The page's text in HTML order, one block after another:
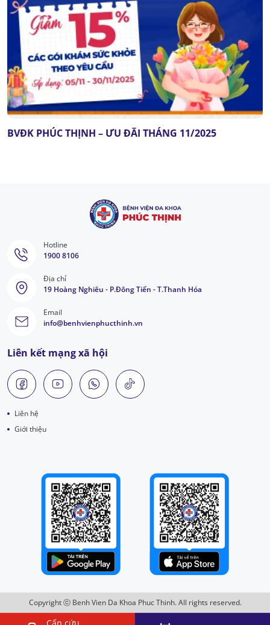
BVĐK PHÚC THỊNH – ƯU ĐÃI THÁNG 11/2025
Hotline
1900 8106
Địa chỉ
19 Hoàng Nghiêu - P.Đông Tiến - T.Thanh Hóa
Email
info@benhvienphucthinh.vn
Liên kết mạng xã hội
Liên hệ
Giới thiệu
Copyright ⓒ Benh Vien Da Khoa Phuc Thinh. All rights reserved.